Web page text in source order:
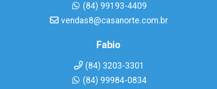
(84) 99193-4409
vendas8@casanorte.com.br
Fabio
(84) 3203-3301
(84) 99984-0834